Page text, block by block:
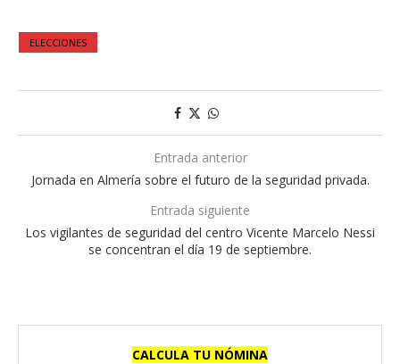
ELECCIONES
Entrada anterior
Jornada en Almería sobre el futuro de la seguridad privada.
Entrada siguiente
Los vigilantes de seguridad del centro Vicente Marcelo Nessi
se concentran el día 19 de septiembre.
CALCULA TU NÓMINA